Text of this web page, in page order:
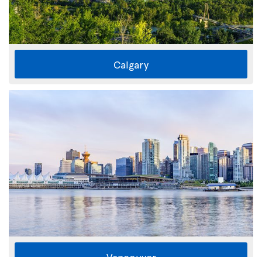
Calgary